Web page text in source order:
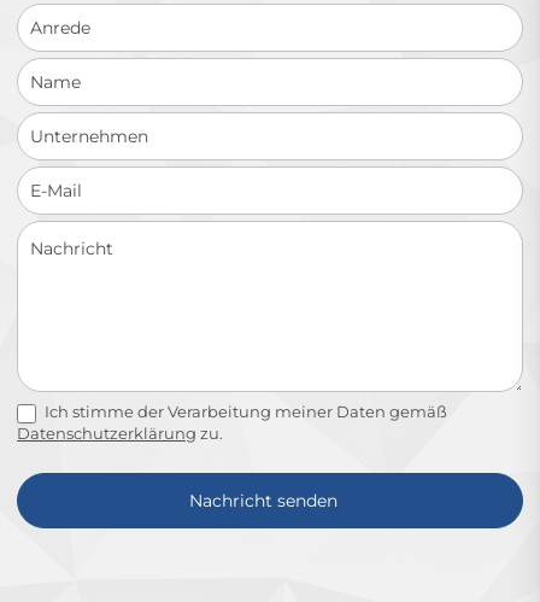
Schnellkontakt
Ich stimme der Verarbeitung meiner Daten gemäß
Datenschutzerklärung zu.
Nachricht senden